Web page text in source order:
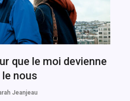
que le moi devienne
le nous
Jeanjeau